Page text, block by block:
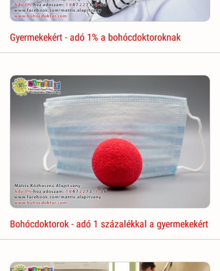
Gyermekekért - adó 1% a bohócdoktoroknak
Bohócdoktorok - adó 1 százalékkal a gyermekekért